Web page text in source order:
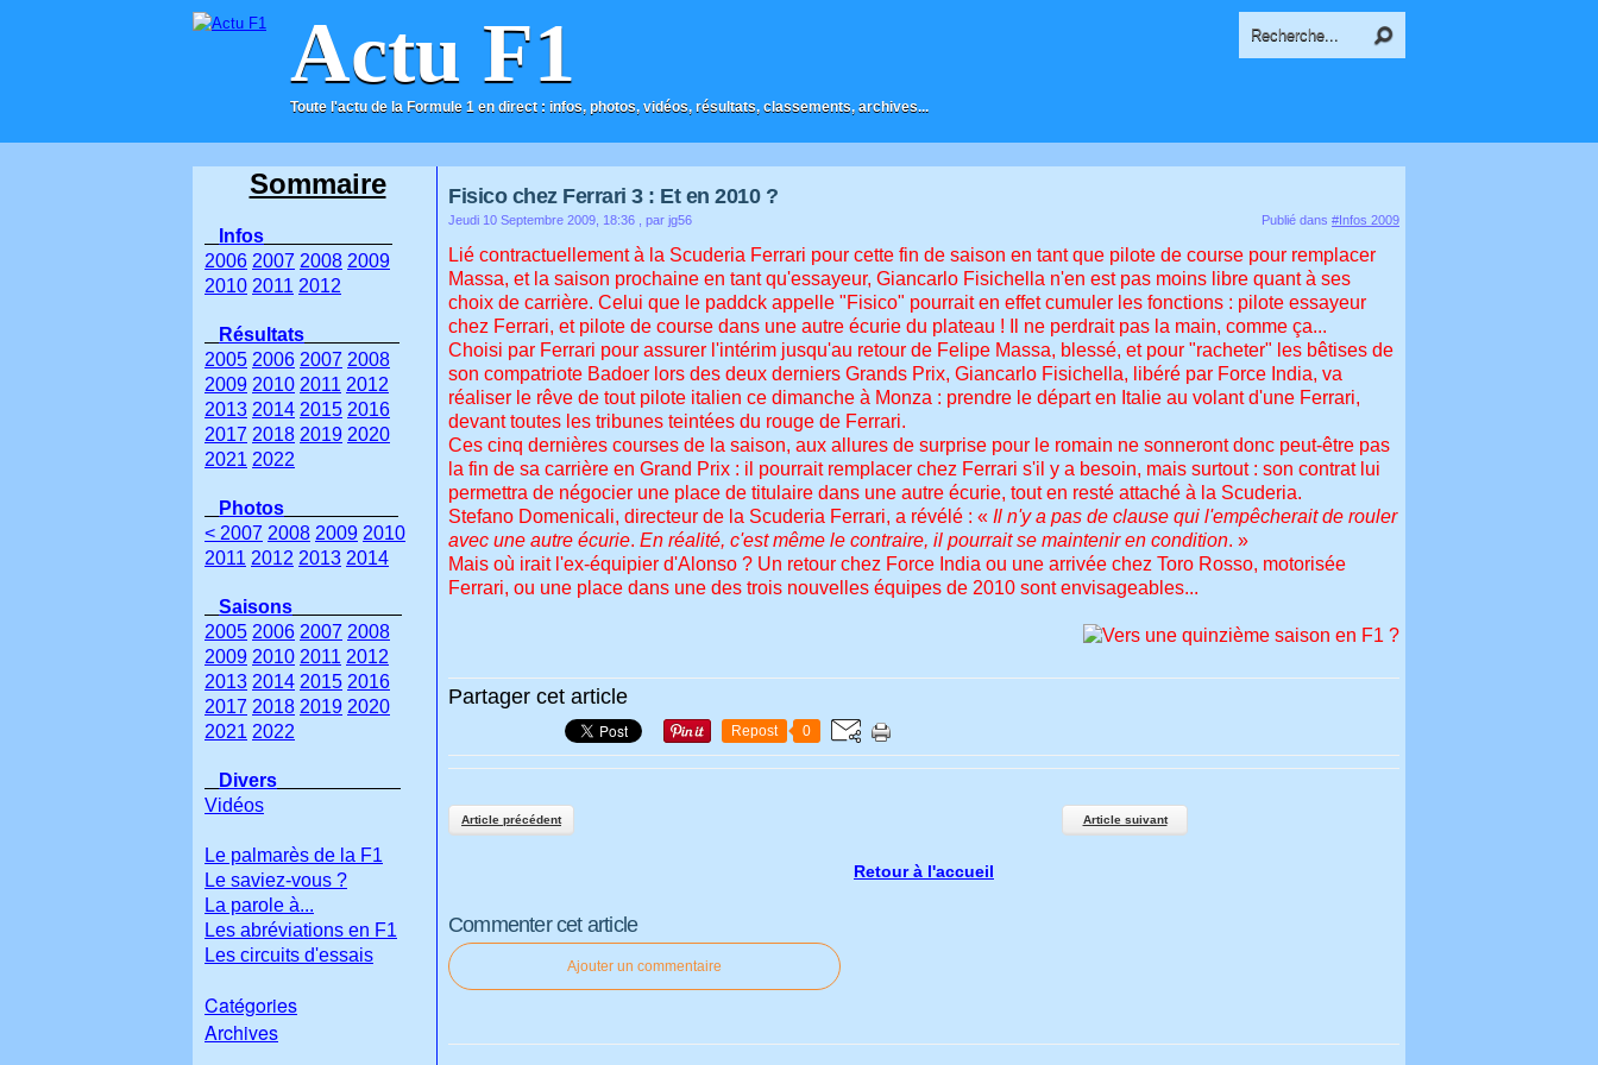
Actu F1
Toute l'actu de la Formule 1 en direct : infos, photos, vidéos, résultats, classements, archives...
ACCUEIL CONTACT
Fisico chez Ferrari 3 : Et en 2010 ?
Jeudi 10 Septembre 2009, 18:36 , par jg56 Publié dans #Infos 2009
Lié contractuellement à la Scuderia Ferrari pour cette fin de saison en tant que pilote de course pour remplacer
Massa, et la saison prochaine en tant qu'essayeur, Giancarlo Fisichella n'en est pas moins libre quant à ses
choix de carrière. Celui que le paddck appelle "Fisico" pourrait en effet cumuler les fonctions : pilote essayeur
chez Ferrari, et pilote de course dans une autre écurie du plateau ! Il ne perdrait pas la main, comme ça...
Choisi par Ferrari pour assurer l'intérim jusqu'au retour de Felipe Massa, blessé, et pour "racheter" les bêtises de
son compatriote Badoer lors des deux derniers Grands Prix, Giancarlo Fisichella, libéré par Force India, va
réaliser le rêve de tout pilote italien ce dimanche à Monza : prendre le départ en Italie au volant d'une Ferrari,
devant toutes les tribunes teintées du rouge de Ferrari.
Ces cinq dernières courses de la saison, aux allures de surprise pour le romain ne sonneront donc peut-être pas
la fin de sa carrière en Grand Prix : il pourrait remplacer chez Ferrari s'il y a besoin, mais surtout : son contrat lui
permettra de négocier une place de titulaire dans une autre écurie, tout en resté attaché à la Scuderia.
Stefano Domenicali, directeur de la Scuderia Ferrari, a révélé : « Il n'y a pas de clause qui l'empêcherait de rouler
avec une autre écurie. En réalité, c'est même le contraire, il pourrait se maintenir en condition. »
Mais où irait l'ex-équipier d'Alonso ? Un retour chez Force India ou une arrivée chez Toro Rosso, motorisée
Ferrari, ou une place dans une des trois nouvelles équipes de 2010 sont envisageables...
Partager cet article
Repost 0
Article précédent Article suivant
Retour à l'accueil
Commenter cet article
Ajouter un commentaire
Sommaire
Infos
2006 2007 2008 2009
2010 2011 2012
Résultats
2005 2006 2007 2008
2009 2010 2011 2012
2013 2014 2015 2016
2017 2018 2019 2020
2021 2022
Photos
< 2007 2008 2009 2010
2011 2012 2013 2014
Saisons
2005 2006 2007 2008
2009 2010 2011 2012
2013 2014 2015 2016
2017 2018 2019 2020
2021 2022
Divers
Vidéos
Le palmarès de la F1
Le saviez-vous ?
La parole à...
Les abréviations en F1
Les circuits d'essais
Catégories
Archives